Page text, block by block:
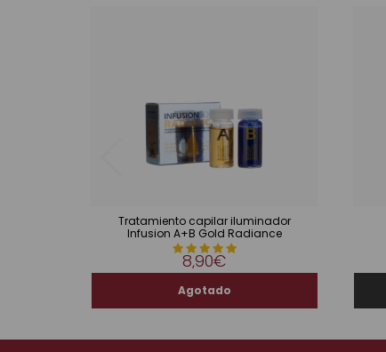
Tratamiento capilar iluminador
Infusion A+B Gold Radiance
8,90€